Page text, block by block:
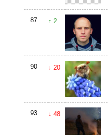
87 ↑ 2
90 ↓ 20
93 ↓ 48